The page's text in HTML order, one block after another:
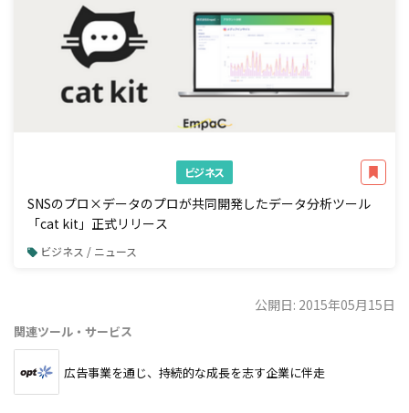
ビジネス
SNSのプロ×データのプロが共同開発したデータ分析ツール
「cat kit」正式リリース
ビジネス / ニュース
公開日: 2015年05月15日
関連ツール・サービス
広告事業を通じ、持続的な成長を志す企業に伴走